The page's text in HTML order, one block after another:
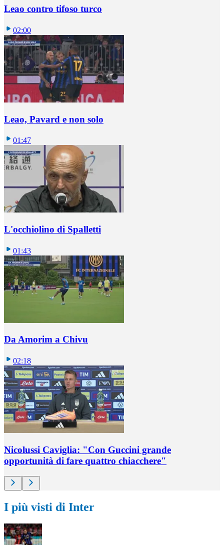
Leao contro tifoso turco
02:00
Leao, Pavard e non solo
01:47
L'occhiolino di Spalletti
01:43
Da Amorim a Chivu
02:18
Nicolussi Caviglia: "Con Guccini grande
opportunità di fare quattro chiacchere"
I più visti di Inter